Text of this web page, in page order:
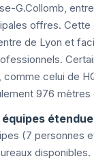
G.Collomb,
offres. Cette
de Lyon et
celui de
976
(7 personnes
disponibles.